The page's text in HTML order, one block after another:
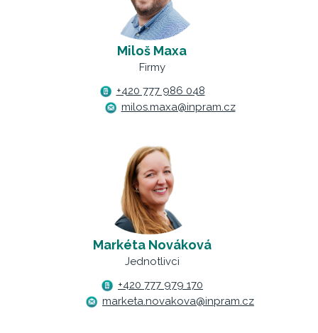
Miloš Maxa
Firmy
+420 777 986 048
milos.maxa@inpram.cz
Markéta Nováková
Jednotlivci
+420 777 979 170
marketa.novakova@inpram.cz